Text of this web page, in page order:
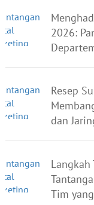
2026:
Resep
dan
Langkah
Tim